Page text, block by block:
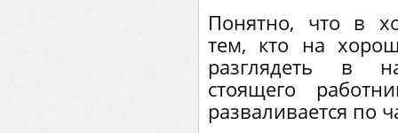
Понятно, что в
тем, кто на
разглядеть в
стоящего
разваливается по